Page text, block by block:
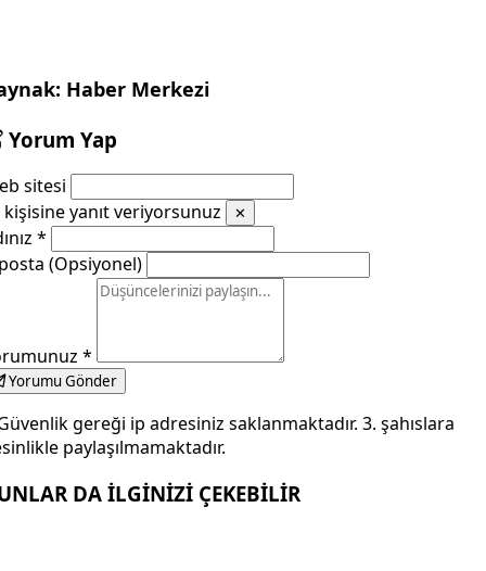
Haber Merkezi
Yorum Yap
sitesi
kişisine yanıt veriyorsunuz
✕
*
(Opsiyonel)
*
Yorumu Gönder
gereği ip adresiniz saklanmaktadır. 3. şahıslara
paylaşılmamaktadır.
DA İLGİNİZİ ÇEKEBİLİR